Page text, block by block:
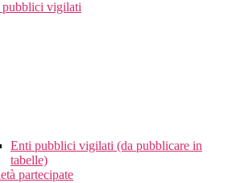
vigilati
Enti pubblici vigilati (da pubblicare in
tabelle)
partecipate